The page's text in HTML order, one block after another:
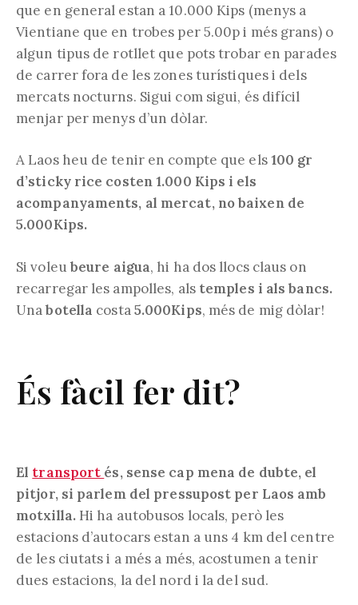
que en general estan a 10.000 Kips (menys a
Vientiane que en trobes per 5.00p i més grans) o
algun tipus de rotllet que pots trobar en parades
de carrer fora de les zones turístiques i dels
mercats nocturns. Sigui com sigui, és difícil
menjar per menys d’un dòlar.
A Laos heu de tenir en compte que els100 gr
d’sticky rice costen 1.000 Kips i els
acompanyaments, al mercat, no baixen de
5.000Kips.
Si voleu beure aigua, hi ha dos llocs claus on
recarregar les ampolles, als temples i als bancs.
Unabotella costa5.000Kips, més de mig dòlar!
És fàcil fer dit?
El transport és, sense cap mena de dubte, el
pitjor, si parlem del pressupost per Laos amb
motxilla. Hi ha autobusos locals, però les
estacions d’autocars estan a uns 4 km del centre
de les ciutats i a més a més, acostumen a tenir
dues estacions, la del nord i la del sud.